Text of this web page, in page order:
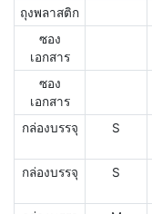
ถุงพลาสติก
ซอง
เอกสาร
ซอง
เอกสาร
กล่องบรรจุ S
กล่องบรรจุ S